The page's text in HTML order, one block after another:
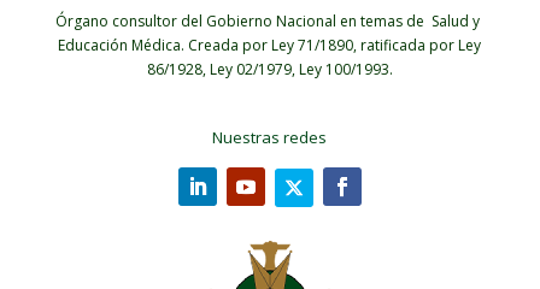
Órgano consultor del Gobierno Nacional en temas de Salud y
Educación Médica. Creada por Ley 71/1890, ratificada por Ley
86/1928, Ley 02/1979, Ley 100/1993.
Nuestras redes